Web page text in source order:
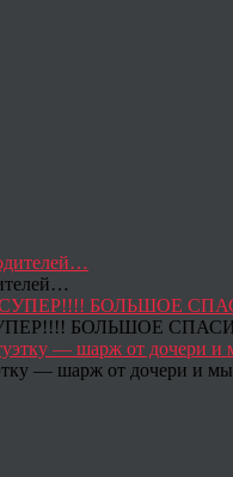
БОЛЬШОЕ
— шарж от дочери и